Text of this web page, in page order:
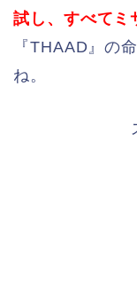
試し、すべてミ
『THAAD』の
ね。